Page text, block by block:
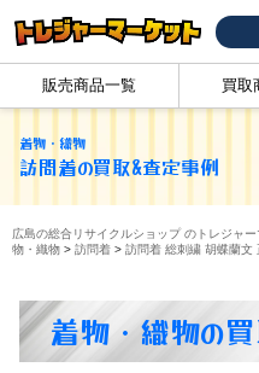
販売商品一覧 買取
着物・織物
訪問着の買取&査定事例
広島の総合リサイクルショップ のトレジャー
物・織物> 訪問着> 訪問着 総刺繍 胡蝶蘭文
着物・織物の